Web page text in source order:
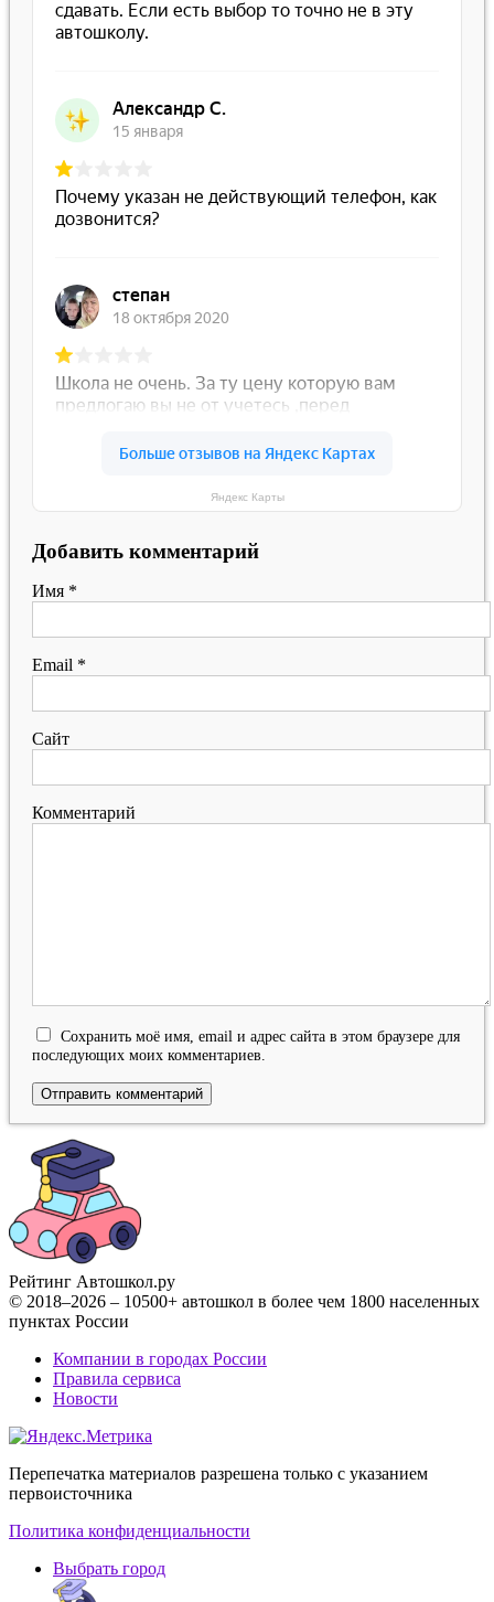
Яндекс Карты
Добавить комментарий
Имя *
Email *
Сайт
Комментарий
Сохранить моё имя, email и адрес сайта в этом браузере для
последующих моих комментариев.
Рейтинг Автошкол.ру
© 2018–2026 – 10500+ автошкол в более чем 1800 населенных
пунктах России
Компании в городах России
Правила сервиса
Новости
Перепечатка материалов разрешена только с указанием
первоисточника
Политика конфиденциальности
Выбрать город